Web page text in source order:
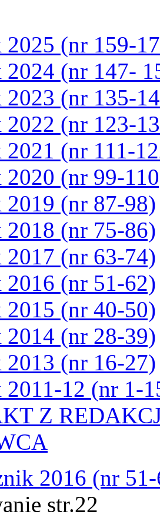
2025 (nr 159-
2024 (nr 147-
2023 (nr 135-
2022 (nr 123-
2021 (nr 111-
2020 (nr 99-
2019 (nr 87-98)
2018 (nr 75-86)
2017 (nr 63-74)
2016 (nr 51-62)
2015 (nr 40-50)
2014 (nr 28-39)
2013 (nr 16-27)
2011-12 (nr 1-
Z
2016 (nr
str.22